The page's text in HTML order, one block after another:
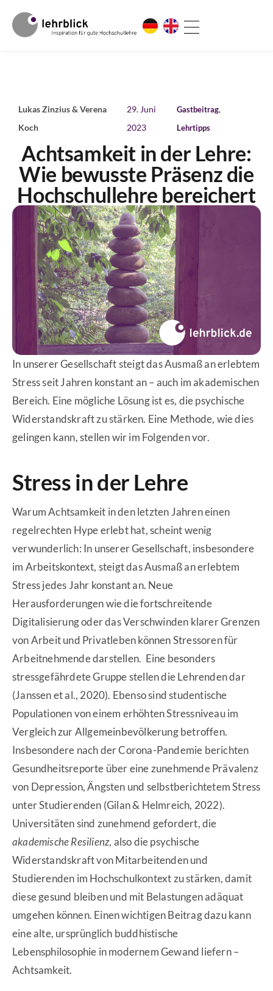
Lukas Zinzius & Verena
Koch
29. Juni
2023
Gastbeitrag,
Lehrtipps
Achtsamkeit in der Lehre:
Wie bewusste Präsenz die
Hochschullehre bereichert
In unserer Gesellschaft steigt das Ausmaß an erlebtem
Stress seit Jahren konstant an – auch im akademischen
Bereich. Eine mögliche Lösung ist es, die psychische
Widerstandskraft zu stärken. Eine Methode, wie dies
gelingen kann, stellen wir im Folgenden vor.
Stress in der Lehre
Warum Achtsamkeit in den letzten Jahren einen
regelrechten Hype erlebt hat, scheint wenig
verwunderlich: In unserer Gesellschaft, insbesondere
im Arbeitskontext, steigt das Ausmaß an erlebtem
Stress jedes Jahr konstant an. Neue
Herausforderungen wie die fortschreitende
Digitalisierung oder das Verschwinden klarer Grenzen
von Arbeit und Privatleben können Stressoren für
Arbeitnehmende darstellen. Eine besonders
stressgefährdete Gruppe stellen die Lehrenden dar
(Janssen et al., 2020). Ebenso sind studentische
Populationen von einem erhöhten Stressniveau im
Vergleich zur Allgemeinbevölkerung betroffen.
Insbesondere nach der Corona-Pandemie berichten
Gesundheitsreporte über eine zunehmende Prävalenz
von Depression, Ängsten und selbstberichtetem Stress
unter Studierenden (Gilan & Helmreich, 2022).
Universitäten sind zunehmend gefordert, die
akademische Resilienz, also die psychische
Widerstandskraft von Mitarbeitenden und
Studierenden im Hochschulkontext zu stärken, damit
diese gesund bleiben und mit Belastungen adäquat
umgehen können. Einen wichtigen Beitrag dazu kann
eine alte, ursprünglich buddhistische
Lebensphilosophie in modernem Gewand liefern –
Achtsamkeit.